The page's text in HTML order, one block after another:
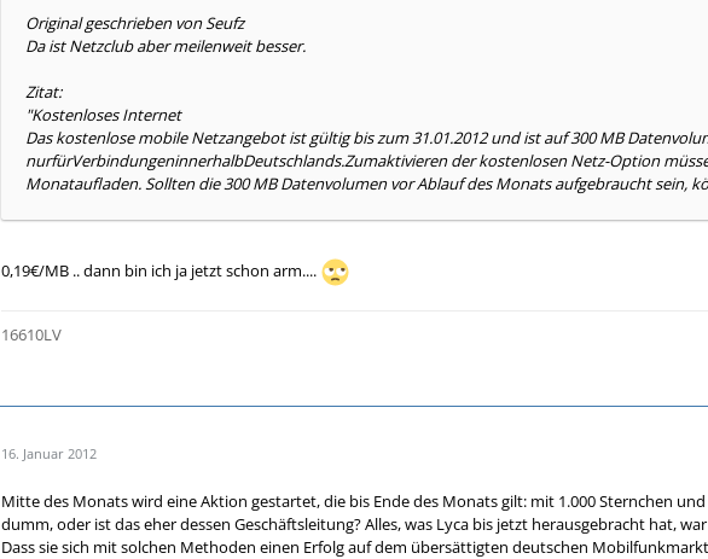
Original geschrieben von Seufz
Da ist Netzclub aber meilenweit besser.
Zitat:
"Kostenloses Internet
Das kostenlose mobile Netzangebot ist gültig bis zum 31.01.2012 und ist auf 300 MB
nurfürVerbindungeninnerhalbDeutschlands.Zumaktivieren der kostenlosen Netz-Option
Monataufladen. Sollten die 300 MB Datenvolumen vor Ablauf des Monats aufgebraucht sein,
0,19€/MB .. dann bin ich ja jetzt schon arm....
16610LV
16. Januar 2012
Mitte des Monats wird eine Aktion gestartet, die bis Ende des Monats gilt: mit 1.000 Sternchen
dumm, oder ist das eher dessen Geschäftsleitung? Alles, was Lyca bis jetzt herausgebracht hat,
Dass sie sich mit solchen Methoden einen Erfolg auf dem übersättigten deutschen